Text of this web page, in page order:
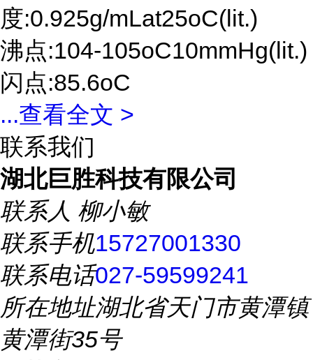
度:0.925g/mLat25oC(lit.)
沸点:104-105oC10mmHg(lit.)
闪点:85.6oC
...查看全文 >
联系我们
湖北巨胜科技有限公司
联系人 柳小敏
联系手机15727001330
联系电话027-59599241
所在地址湖北省天门市黄潭镇
黄潭街35号